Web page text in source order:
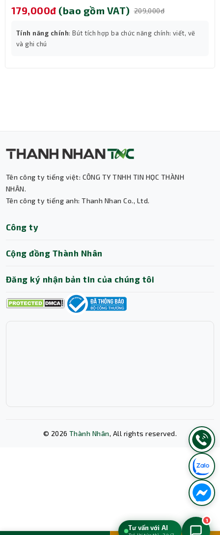
Tính năng nổi bật:
Công nghệ GaN5S hiện đại: Giúp sạc nhanh
suất.
trội, đáp ứng tốt cho điện thoại, máy tính
Thiết kế nhỏ gọn và tiện lợi: Dễ dàng mang
sắc đen sang trọng.
An toàn và ổn định: Khả năng tản nhiệt tốt,
bảo vệ thiết bị khỏi tình trạng quá nhiệt,
179,000đ (bao gồm VAT) 209,000đ
Tính năng chính: Bút tích hợp ba chức năng chính: viết, vẽ
và ghi chú
Tên công ty tiếng việt: CÔNG TY TNHH TIN HỌC THÀNH
NHÂN.
Tên công ty tiếng anh: Thanh Nhan Co., Ltd.
Công ty
Cộng đồng Thành Nhân
Đăng ký nhận bản tin của chúng tôi
© 2026 Thành Nhân, All rights reserved.
Tư vấn với AI
1